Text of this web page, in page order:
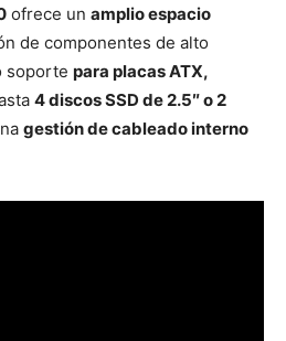
ofrece un amplio espacio
de componentes de alto
soporte para placas ATX,
4 discos SSD de 2.5″ o 2
gestión de cableado interno